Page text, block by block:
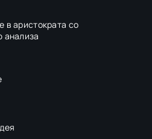
в аристократа со
анализа